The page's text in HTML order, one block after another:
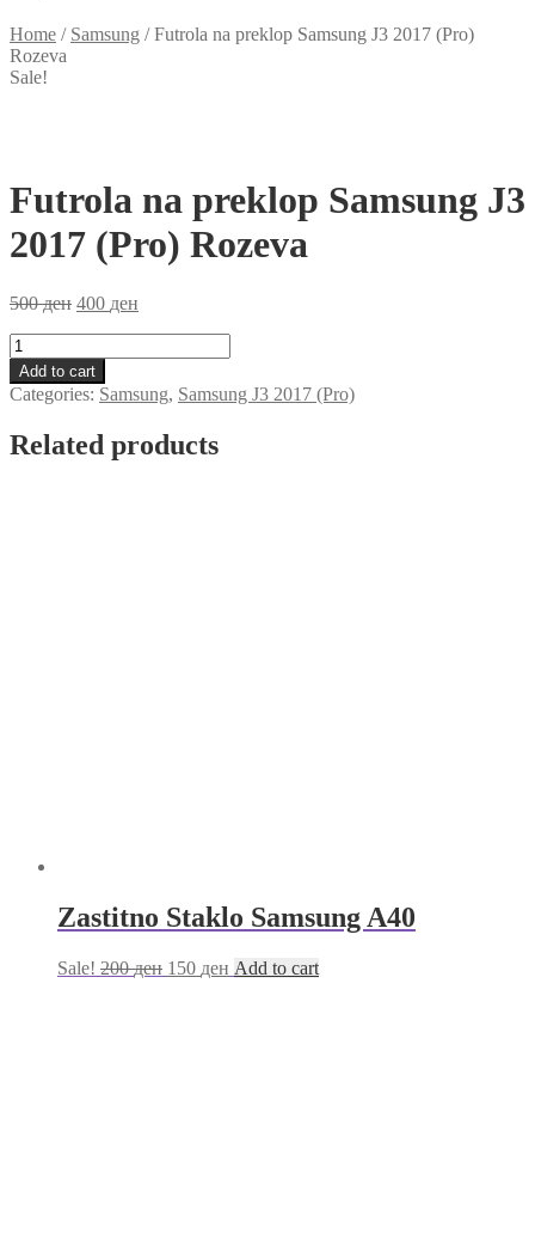
Home / Samsung /Futrola na preklop Samsung J3 2017 (Pro)
Rozeva
Sale!
Futrola na preklop Samsung J3
2017 (Pro) Rozeva
500ден 400 ден
Futrola
na
preklop
Samsung
2017
Add to cart
Categories: Samsung, Samsung J3 2017 (Pro)
Related products
Zastitno Staklo Samsung A40
Sale! 200ден 150 ден Add to cart